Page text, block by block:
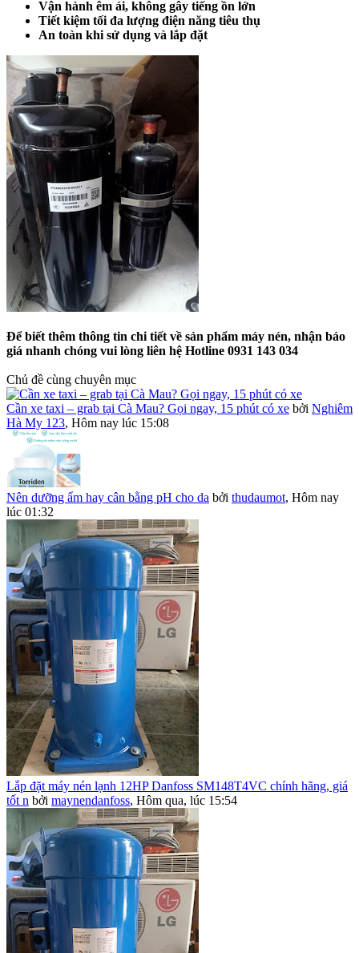
Vận hành êm ái, không gây tiếng ồn lớn
Tiết kiệm tối đa lượng điện năng tiêu thụ
An toàn khi sử dụng và lắp đặt
Để biết thêm thông tin chi tiết về sản phẩm máy nén, nhận báo
giá nhanh chóng vui lòng liên hệ Hotline 0931 143 034
Chủ đề cùng chuyên mục
Cần xe taxi – grab tại Cà Mau? Gọi ngay, 15 phút có xe bởi Nghiêm
Hà My 123, Hôm nay lúc 15:08
Nên dưỡng ẩm hay cân bằng pH cho da bởi thudaumot, Hôm nay
lúc 01:32
Lắp đặt máy nén lạnh 12HP Danfoss SM148T4VC chính hãng, giá
tốt n bởi maynendanfoss, Hôm qua, lúc 15:54